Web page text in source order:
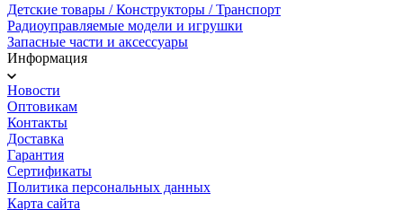
Детские товары / Конструкторы / Транспорт
Радиоуправляемые модели и игрушки
Запасные части и аксессуары
Информация
Новости
Оптовикам
Контакты
Доставка
Гарантия
Сертификаты
Политика персональных данных
Карта сайта